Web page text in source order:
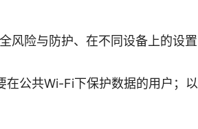
风险与防护、在不同设备上的设置
在公共Wi-Fi下保护数据的用户；以